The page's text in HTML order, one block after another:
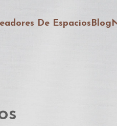
De Espacios Blog